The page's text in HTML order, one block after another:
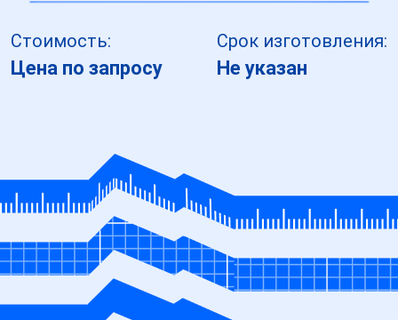
Стоимость:
Цена по запросу
Срок изготовления:
Не указан